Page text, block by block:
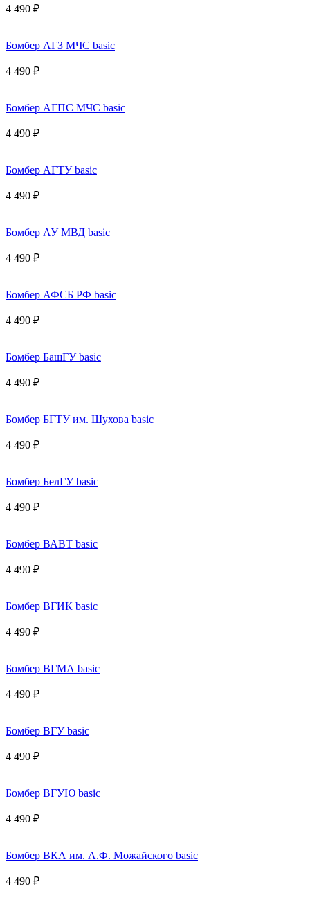
4 490 ₽
Бомбер АГЗ МЧС basic
4 490 ₽
Бомбер АГПС МЧС basic
4 490 ₽
Бомбер АГТУ basic
4 490 ₽
Бомбер АУ МВД basic
4 490 ₽
Бомбер АФСБ РФ basic
4 490 ₽
Бомбер БашГУ basic
4 490 ₽
Бомбер БГТУ им. Шухова basic
4 490 ₽
Бомбер БелГУ basic
4 490 ₽
Бомбер ВАВТ basic
4 490 ₽
Бомбер ВГИК basic
4 490 ₽
Бомбер ВГМА basic
4 490 ₽
Бомбер ВГУ basic
4 490 ₽
Бомбер ВГУЮ basic
4 490 ₽
Бомбер ВКА им. А.Ф. Можайского basic
4 490 ₽